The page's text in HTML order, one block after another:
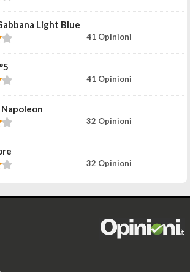
Light Blue
41 Opinioni
41 Opinioni
32 Opinioni
32 Opinioni